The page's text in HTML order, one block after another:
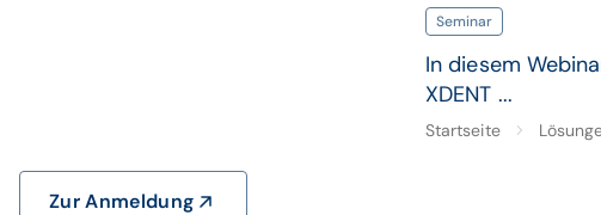
Seminar
In diesem
XDENT ...
Startseite
Zur Anmeldung